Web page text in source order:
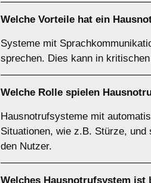
Welche Vorteile hat ein
Systeme mit
sprechen. Dies kann in
Welche Rolle spielen
Hausnotrufsysteme mit
Situationen, wie z.B. Stürze,
den Nutzer.
Welches Hausnotrufsystem ist